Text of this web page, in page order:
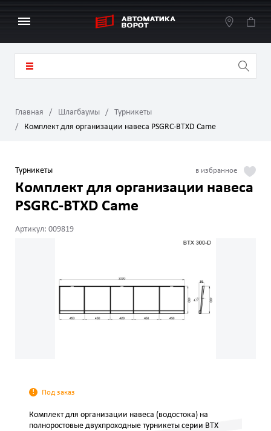
Главная Шлагбаумы
Турникеты
Комплект для организации навеса PSGRC-BTXD Came
Турникеты
Комплект для организации навеса
PSGRC-BTXD Came
Артикул: 009819
Под заказ
Комплект для организации навеса (водостока) на
полноростовые двухпроходные турникеты серии BTX